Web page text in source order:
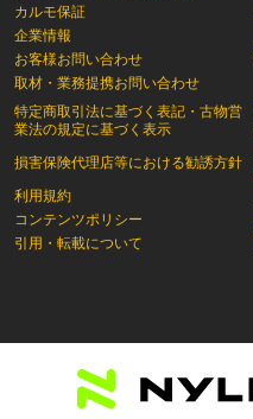
カルモ保証
企業情報
お客様お問い合わせ
取材・業務提携お問い合わせ
特定商取引法に基づく表記・古物営
業法の規定に基づく表示
損害保険代理店等における勧誘方針
利用規約
コンテンツポリシー
引用・転載について